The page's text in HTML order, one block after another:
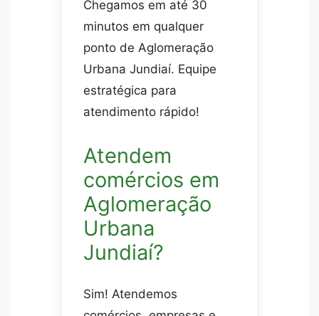
Chegamos em até 30
minutos em qualquer
ponto de Aglomeração
Urbana Jundiaí. Equipe
estratégica para
atendimento rápido!
Atendem
comércios em
Aglomeração
Urbana
Jundiaí?
Sim! Atendemos